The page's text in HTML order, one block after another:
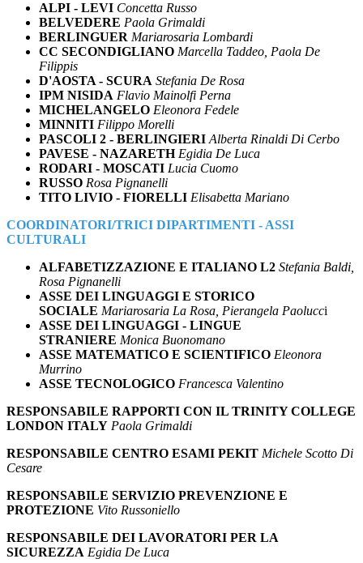
ALPI - LEVI Concetta Russo
BELVEDERE Paola Grimaldi
BERLINGUER Mariarosaria Lombardi
CC SECONDIGLIANO Marcella Taddeo, Paola De
Filippis
D'AOSTA - SCURA Stefania De Rosa
IPM NISIDA Flavio Mainolfi Perna
MICHELANGELO Eleonora Fedele
MINNITI Filippo Morelli
PASCOLI 2 - BERLINGIERI Alberta Rinaldi Di Cerbo
PAVESE - NAZARETH Egidia De Luca
RODARI - MOSCATI Lucia Cuomo
RUSSO Rosa Pignanelli
TITO LIVIO - FIORELLI Elisabetta Mariano
COORDINATORI/TRICI DIPARTIMENTI - ASSI
CULTURALI
ALFABETIZZAZIONE E ITALIANO L2 Stefania Baldi,
Rosa Pignanelli
ASSE DEI LINGUAGGI E STORICO
SOCIALE Mariarosaria La Rosa, Pierangela Paolucci
ASSE DEI LINGUAGGI - LINGUE
STRANIERE Monica Buonomano
ASSE MATEMATICO E SCIENTIFICO Eleonora
Murrino
ASSE TECNOLOGICO Francesca Valentino
RESPONSABILE RAPPORTI CON IL TRINITY COLLEGE
LONDON ITALY Paola Grimaldi
RESPONSABILE CENTRO ESAMI PEKIT Michele Scotto Di
Cesare
RESPONSABILE SERVIZIO PREVENZIONE E
PROTEZIONE Vito Russoniello
RESPONSABILE DEI LAVORATORI PER LA
SICUREZZA Egidia De Luca